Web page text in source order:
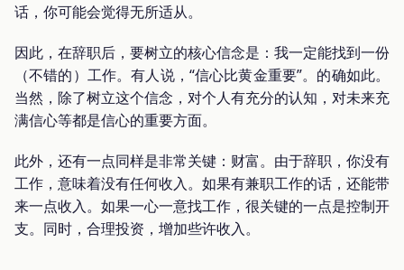
话，你可能会觉得无所适从。
因此，在辞职后，要树立的核心信念是：我一定能找到一份
（不错的）工作。有人说，“信心比黄金重要”。的确如此。
当然，除了树立这个信念，对个人有充分的认知，对未来充
满信心等都是信心的重要方面。
此外，还有一点同样是非常关键：财富。由于辞职，你没有
工作，意味着没有任何收入。如果有兼职工作的话，还能带
来一点收入。如果一心一意找工作，很关键的一点是控制开
支。同时，合理投资，增加些许收入。